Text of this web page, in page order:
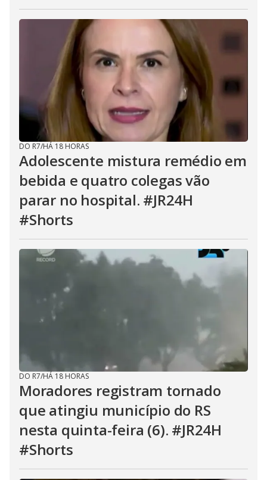
DO R7/HÁ 18 HORAS
Adolescente mistura remédio em
bebida e quatro colegas vão
parar no hospital. #JR24H
#Shorts
DO R7/HÁ 18 HORAS
Moradores registram tornado
que atingiu município do RS
nesta quinta-feira (6). #JR24H
#Shorts